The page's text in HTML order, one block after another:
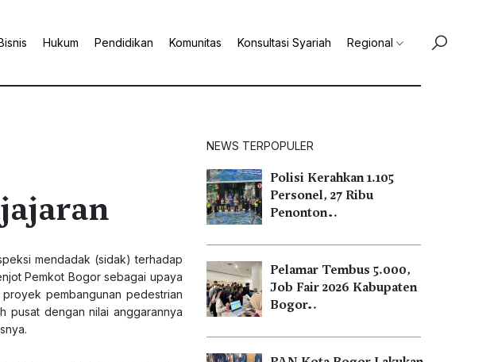
Hukum Pendidikan Komunitas Konsultasi Syariah Regional
mendadak (sidak) terhadap
Pemkot Bogor sebagai upaya
pembangunan pedestrian
pusat dengan nilai anggarannya
NEWS TERPOPULER
Polisi Kerahkan 1.105
Personel, 27 Ribu
Penonton…
Pelamar Tembus 5.000,
Job Fair 2026 Kabupaten
Bogor…